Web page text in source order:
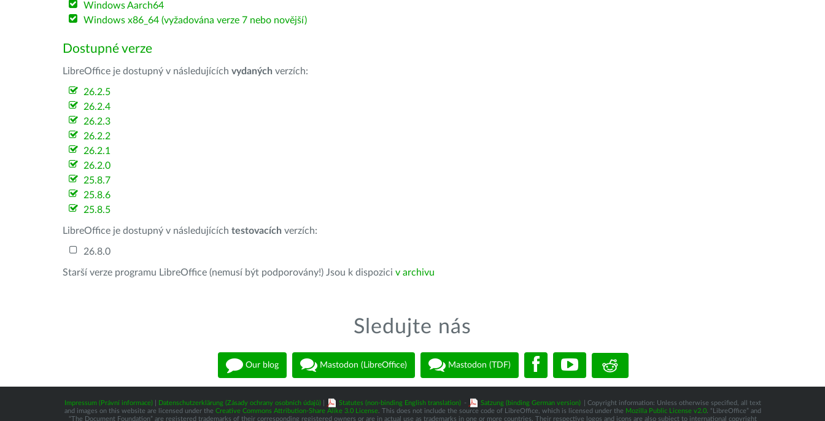
Windows Aarch64
Windows x86_64 (vyžadována verze 7 nebo novější)
Dostupné verze
LibreOffice je dostupný v následujících vydaných verzích:
26.2.5
26.2.4
26.2.3
26.2.2
26.2.1
26.2.0
25.8.7
25.8.6
25.8.5
LibreOffice je dostupný v následujících testovacích verzích:
26.8.0
Starší verze programu LibreOffice (nemusí být podporovány!) Jsou k dispozici v archivu
Sledujte nás
Our blog Mastodon (LibreOffice) Mastodon (TDF)
Impressum (Právní informace)| Datenschutzerklärung (Zásady ochrany osobních údajů)| Statutes (non-binding English translation) - Satzung (binding German version)
| Copyright information: Unless otherwise specified, all text
and images on this website are licensed under the Creative Commons Attribution-Share Alike 3.0 License. This does not include the source code of LibreOffice, which is licensed under the Mozilla Public License v2.0. “LibreOffice” and
“The Document Foundation” are registered trademarks of their corresponding registered owners or are in actual use as trademarks in one or more countries. Their respective logos and icons are also subject to international copyright